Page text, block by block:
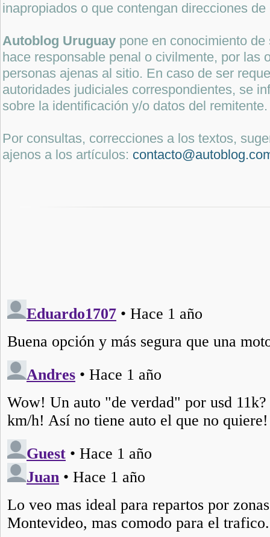
inapropiados o que contengan direcciones
Autoblog Uruguay pone en conocimiento
hace responsable penal o civilmente, por las
personas ajenas al sitio. En caso de ser
autoridades judiciales correspondientes, se
sobre la identificación y/o datos del remitente.
Por consultas, correcciones a los textos,
ajenos a los artículos: